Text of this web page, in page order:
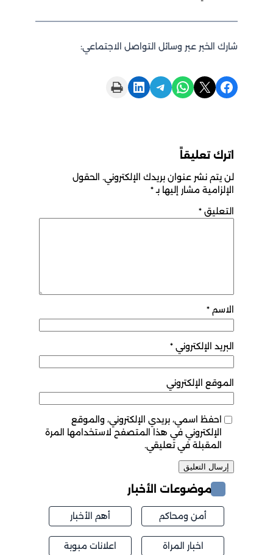
شارك الخبر عبر وسائل التواصل الاجتماعي:
Share on Facebook
Share on X
Share on WhatsApp
Share on Telegram
Share on LinkedIn
Print this Page
اترك تعليقاً
لن يتم نشر عنوان بريدك الإلكتروني. الحقول
الإلزامية مشار إليها بـ*
التعليق *
الاسم *
البريد الإلكتروني *
الموقع الإلكتروني
احفظ اسمي، بريدي الإلكتروني، والموقع
الإلكتروني في هذا المتصفح لاستخدامها المرة
المقبلة في تعليقي.
موضوعات الأخبار
أمن ومحاكم أهم الأخبار
اخبار المراة اعلانات مبوبة